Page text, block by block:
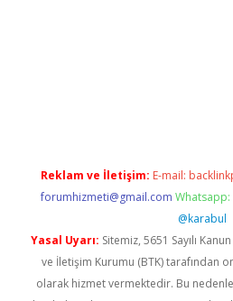
Reklam ve İletişim: E-mail:
forumhizmeti@gmail.com Whatsapp:
@karabul
Yasal Uyarı: Sitemiz, 5651 Sayılı
ve İletişim Kurumu (BTK) tarafından
olarak hizmet vermektedir. Bu